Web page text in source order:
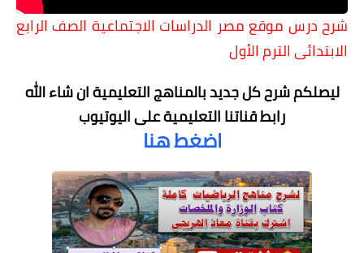
شرح درس موقع مصر الدراسات الاجتماعية الصف الرابع
الابتدائى الترم الأول
ليصلكم شرح كل جديد بالمناهج التعليميةان شاء الله
رابط قناتنا التعليمية على اليوتيوب
اضغط هنا